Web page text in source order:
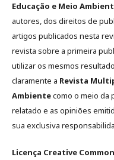
Educação e Meio
autores, dos direitos de
artigos publicados nesta
revista sobre a primeira
utilizar os mesmos
claramente a Revista
Ambientecomo o meio da
relatado e as opiniões
sua exclusiva
Licença Creative